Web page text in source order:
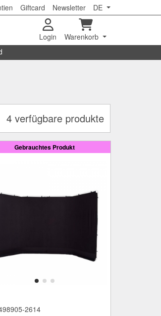
Giftcard Newsletter DE
Login
Warenkorb
4 verfügbare produkte
Gebrauchtes Produkt
2614